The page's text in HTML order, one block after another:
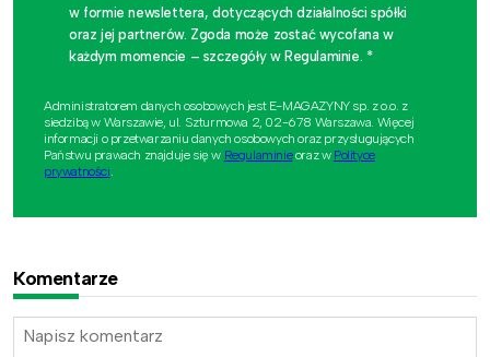
w formie newslettera, dotyczących działalności spółki
oraz jej partnerów. Zgoda może zostać wycofana w
każdym momencie – szczegóły w Regulaminie. *
Administratorem danych osobowych jest E-MAGAZYNY sp. z o.o. z
siedzibą w Warszawie, ul. Szturmowa 2, 02-678 Warszawa. Więcej
informacji o przetwarzaniu danych osobowych oraz przysługujących
Państwu prawach znajduje się w Regulaminieoraz w Polityce
prywatności.
Komentarze